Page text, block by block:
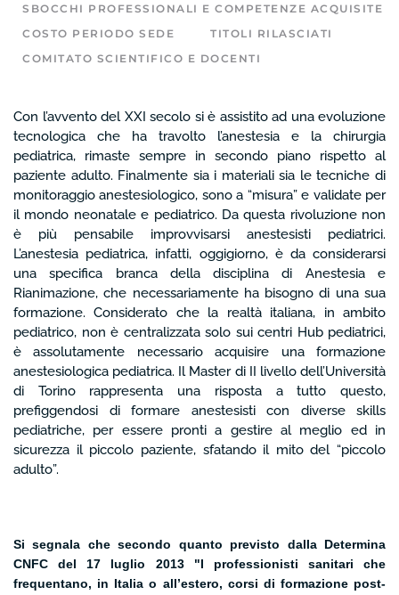
SBOCCHI PROFESSIONALI E COMPETENZE ACQUISITE
COSTO PERIODO SEDE
TITOLI RILASCIATI
COMITATO SCIENTIFICO E DOCENTI
Con l’avvento del XXI secolo si è assistito ad una evoluzione
tecnologica che ha travolto l’anestesia e la chirurgia
pediatrica, rimaste sempre in secondo piano rispetto al
paziente adulto. Finalmente sia i materiali sia le tecniche di
monitoraggio anestesiologico, sono a “misura” e validate per
il mondo neonatale e pediatrico. Da questa rivoluzione non
è più pensabile improvvisarsi anestesisti pediatrici.
L’anestesia pediatrica, infatti, oggigiorno, è da considerarsi
una specifica branca della disciplina di Anestesia e
Rianimazione, che necessariamente ha bisogno di una sua
formazione. Considerato che la realtà italiana, in ambito
pediatrico, non è centralizzata solo sui centri Hub pediatrici,
è assolutamente necessario acquisire una formazione
anestesiologica pediatrica. Il Master di II livello dell’Università
di Torino rappresenta una risposta a tutto questo,
prefiggendosi di formare anestesisti con diverse skills
pediatriche, per essere pronti a gestire al meglio ed in
sicurezza il piccolo paziente, sfatando il mito del “piccolo
adulto”.
Si segnala che secondo quanto previsto dalla Determina
CNFC del 17 luglio 2013 "I professionisti sanitari che
frequentano, in Italia o all’estero, corsi di formazione post-